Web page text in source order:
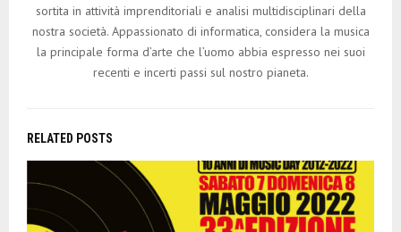
sortita in attività imprenditoriali e analisi multidisciplinari della
nostra società. Appassionato di informatica, considera la musica
la principale forma d’arte che l’uomo abbia espresso nei suoi
recenti e incerti passi sul nostro pianeta.
RELATED POSTS